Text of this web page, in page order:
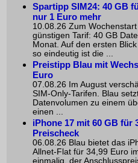
Spartipp SIM24: 40 GB
nur 1 Euro mehr
10.08.26 Zum
günstigen Tarif: 40 GB
Monat. Auf den ersten
so eindeutig ist die ...
Preistipp Blau mit
Euro
07.08.26 Im August
SIM-Only-Tarifen. Blau
Datenvolumen zu einem
einen ...
iPhone 17 mit 60 GB für
Preischeck
06.08.26 Blau bietet das
Allnet-Flat für 34,99 Euro
einmalig, der